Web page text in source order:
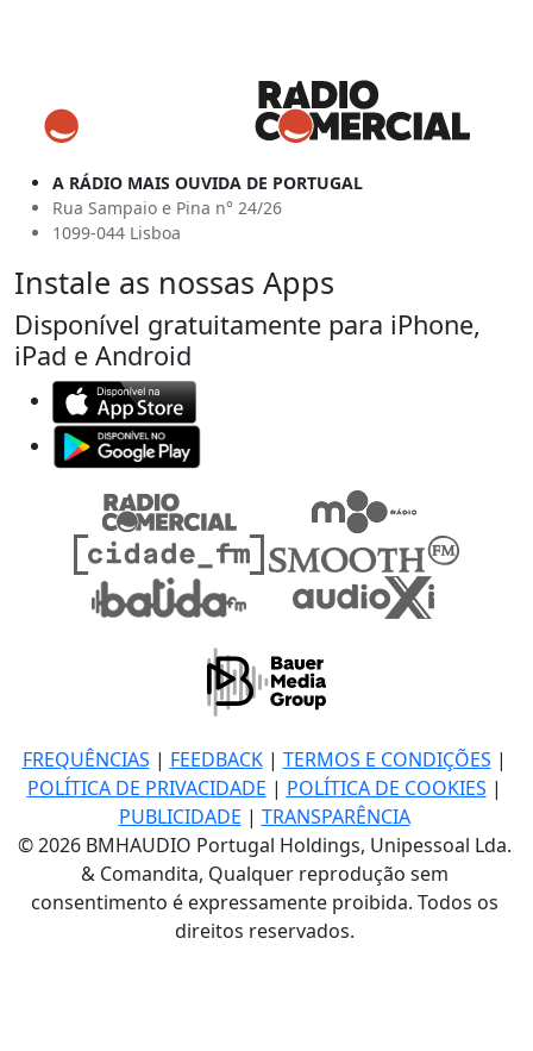
A RÁDIO MAIS OUVIDA DE PORTUGAL
Rua Sampaio e Pina n° 24/26
1099-044 Lisboa
Instale as nossas Apps
Disponível gratuitamente para iPhone,
iPad e Android
FREQUÊNCIAS | FEEDBACK| TERMOS E CONDIÇÕES |
POLÍTICA DE PRIVACIDADE | POLÍTICA DE COOKIES |
PUBLICIDADE | TRANSPARÊNCIA
© 2026 BMHAUDIO Portugal Holdings, Unipessoal Lda.
& Comandita, Qualquer reprodução sem
consentimento é expressamente proibida. Todos os
direitos reservados.